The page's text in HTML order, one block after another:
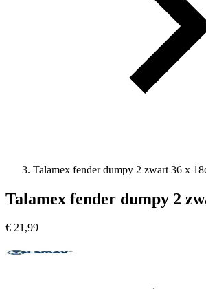
Talamex fender dumpy 2 zwart 36 x
Talamex fender dumpy 2
€ 21,99